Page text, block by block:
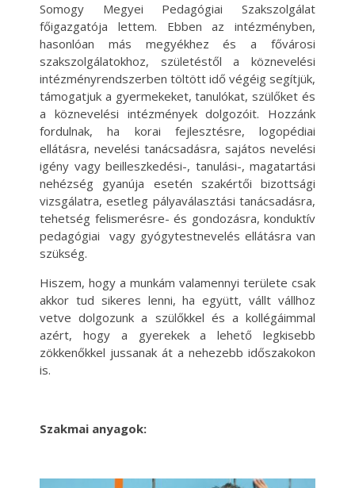
Somogy Megyei Pedagógiai Szakszolgálat
főigazgatója lettem. Ebben az intézményben,
hasonlóan más megyékhez és a fővárosi
szakszolgálatokhoz, születéstől a köznevelési
intézményrendszerben töltött idő végéig segítjük,
támogatjuk a gyermekeket, tanulókat, szülőket és
a köznevelési intézmények dolgozóit. Hozzánk
fordulnak, ha korai fejlesztésre, logopédiai
ellátásra, nevelési tanácsadásra, sajátos nevelési
igény vagy beilleszkedési-, tanulási-, magatartási
nehézség gyanúja esetén szakértői bizottsági
vizsgálatra, esetleg pályaválasztási tanácsadásra,
tehetség felismerésre- és gondozásra, konduktív
pedagógiai vagy gyógytestnevelés ellátásra van
szükség.
Hiszem, hogy a munkám valamennyi területe csak
akkor tud sikeres lenni, ha együtt, vállt vállhoz
vetve dolgozunk a szülőkkel és a kollégáimmal
azért, hogy a gyerekek a lehető legkisebb
zökkenőkkel jussanak át a nehezebb időszakokon
is.
Szakmai anyagok: